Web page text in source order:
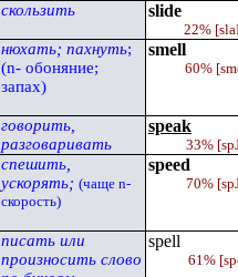
скользить slide
22% [
нюхать; пахнуть;
(n- обоняние;
запах)
smell
60%
говорить,
разговаривать
speak
33%
спешить,
ускорять; (чаще n-
скорость)
speed
70% [
писать или
произносить слово
spell
61% [